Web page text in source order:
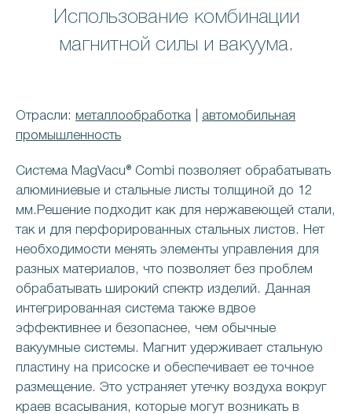
Использование комбинации
магнитной силы и вакуума.
Отрасли: металлообработка
автомобильная
промышленность
Система MagVacu® Combi позволяет обрабатывать
алюминиевые и стальные листы толщиной до 12
мм.Решение подходит как для нержавеющей стали,
так и для перфорированных стальных листов. Нет
необходимости менять элементы управления для
разных материалов, что позволяет без проблем
обрабатывать широкий спектр изделий. Данная
интегрированная система также вдвое
эффективнее и безопаснее, чем обычные
вакуумные системы. Магнит удерживает стальную
пластину на присоске и обеспечивает ее точное
размещение. Это устраняет утечку воздуха вокруг
краев всасывания, которые могут возникать в